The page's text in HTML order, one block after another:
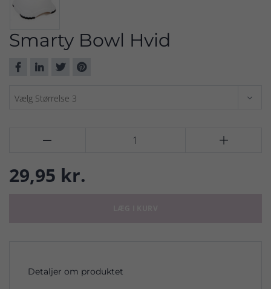
Smarty Bowl Hvid
 
29,95 kr.
Detaljer om produktet